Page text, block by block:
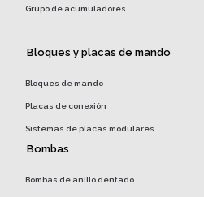
Grupo de acumuladores
Bloques y placas de mando
Bloques de mando
Placas de conexión
Sistemas de placas modulares
Bombas
Bombas de anillo dentado